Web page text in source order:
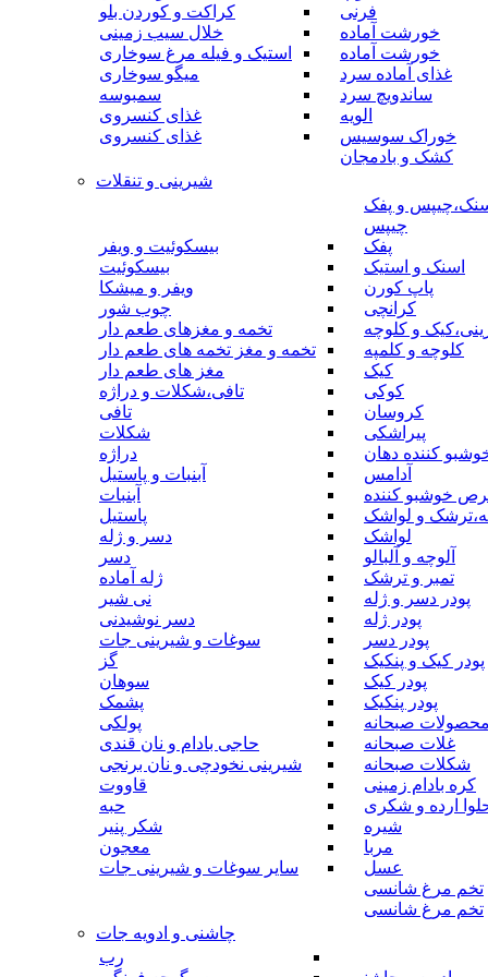
فرنی
خورشت آماده
خورشت آماده
غذای آماده سرد
ساندویچ سرد
الویه
خوراک سوسیس
کشک و بادمجان
کراکت و کوردن بلو
خلال سیب زمینی
استیک و فیله مرغ سوخاری
میگو سوخاری
سمبوسه
غذای کنسروی
غذای کنسروی
شیرینی و تنقلات
و پفک
چیپس
پفک
اسنک و استیک
پاپ کورن
کرانچی
و کلوچه
کلوچه و کلمپه
کیک
کوکی
کروسان
پیراشکی
کننده دهان
آدامس
خوشبو کننده
و لواشک
لواشک
آلوچه و آلبالو
تمبر و ترشک
پودر دسر و ژله
پودر ژله
پودر دسر
پودر کیک و پنکیک
پودر کیک
پودر پنکیک
محصولات صبحانه
غلات صبحانه
شکلات صبحانه
کره بادام زمینی
ارده و شکری
شیره
مربا
عسل
تخم مرغ شانسی
تخم مرغ شانسی
بیسکوئیت و ویفر
بیسکوئیت
ویفر و میشکا
چوب شور
تخمه و مغزهای طعم دار
تخمه و مغز تخمه های طعم دار
مغز های طعم دار
تافی،شکلات و دراژه
تافی
شکلات
دراژه
آبنبات و پاستیل
آبنبات
پاستیل
دسر و ژله
دسر
ژله آماده
نی شیر
دسر نوشیدنی
سوغات و شیرینی جات
گز
سوهان
پشمک
پولکی
حاجی بادام و نان قندی
شیرینی نخودچی و نان برنجی
قاووت
حبه
شکر پنیر
معجون
سایر سوغات و شیرینی جات
چاشنی و ادویه جات
رب